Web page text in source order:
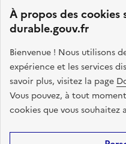
À propos des
durable.gouv.fr
Bienvenue ! Nous utilisons
expérience et les services
savoir plus, visitez la page
Vous pouvez, à tout
cookies que vous souhaitez
MINISTÈRE
DES TRANSPORTS
legifrance.gouv.fr
service-public.fr
Site Map Accessibility: Partial